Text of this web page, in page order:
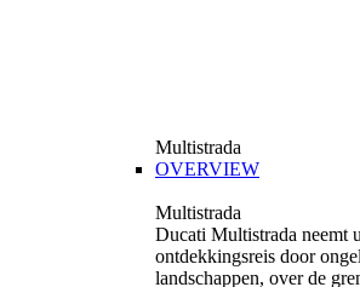
Multistrada
OVERVIEW
Multistrada
Ducati Multistrada neemt
ontdekkingsreis door
landschappen, over de